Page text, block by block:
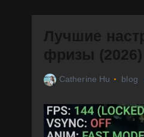
Лучшие
фризы (2026)
Catherine Hu blog